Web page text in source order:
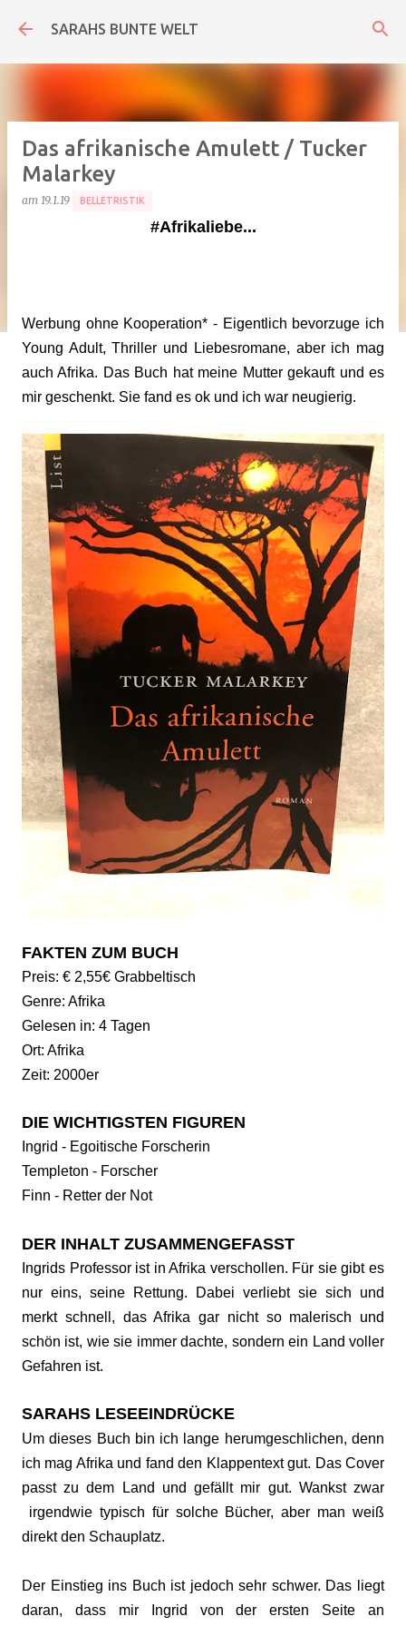
Direkt zum Hauptbereich
SARAHS BUNTE WELT
Das afrikanische Amulett / Tucker
Malarkey
am 19.1.19 BELLETRISTIK
#Afrikaliebe...
Werbung ohne Kooperation* - Eigentlich bevorzuge ich
Young Adult, Thriller und Liebesromane, aber ich mag
auch Afrika. Das Buch hat meine Mutter gekauft und es
mir geschenkt. Sie fand es ok und ich war neugierig.
FAKTEN ZUM BUCH
Preis: € 2,55€ Grabbeltisch
Genre: Afrika
Gelesen in: 4 Tagen
Ort: Afrika
Zeit: 2000er
DIE WICHTIGSTEN FIGUREN
Ingrid - Egoitische Forscherin
Templeton - Forscher
Finn - Retter der Not
DER INHALT ZUSAMMENGEFASST
Ingrids Professor ist in Afrika verschollen. Für sie gibt es
nur eins, seine Rettung. Dabei verliebt sie sich und
merkt schnell, das Afrika gar nicht so malerisch und
schön ist, wie sie immer dachte, sondern ein Land voller
Gefahren ist.
SARAHS LESEEINDRÜCKE
Um dieses Buch bin ich lange herumgeschlichen, denn
ich mag Afrika und fand den Klappentext gut. Das Cover
passt zu dem Land und gefällt mir gut. Wankst zwar
irgendwie typisch für solche Bücher, aber man weiß
direkt den Schauplatz.
Der Einstieg ins Buch ist jedoch sehr schwer. Das liegt
daran, dass mir Ingrid von der ersten Seite an